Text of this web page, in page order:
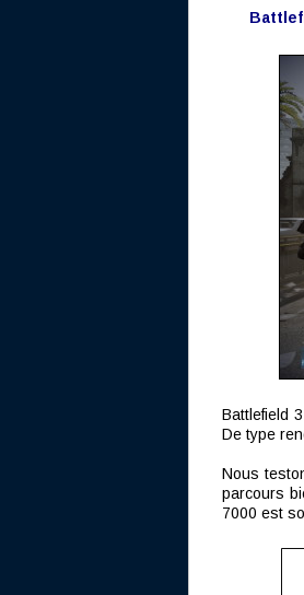
Battlefield
De type
Nous
parcours
7000 est